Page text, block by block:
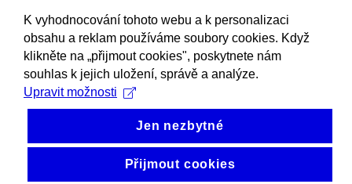
K vyhodnocování tohoto webu a k personalizaci
obsahu a reklam používáme soubory cookies. Když
klikněte na „přijmout cookies", poskytnete nám
souhlas k jejich uložení, správě a analýze.
Upravit možnosti
Jen nezbytné
Přijmout cookies